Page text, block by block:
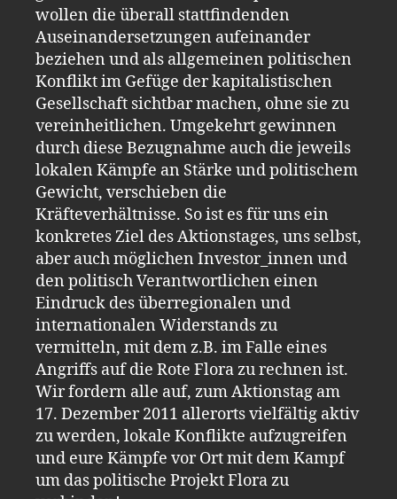
wollen die überall stattfindenden
Auseinandersetzungen aufeinander
beziehen und als allgemeinen politischen
Konflikt im Gefüge der kapitalistischen
Gesellschaft sichtbar machen, ohne sie zu
vereinheitlichen. Umgekehrt gewinnen
durch diese Bezugnahme auch die jeweils
lokalen Kämpfe an Stärke und politischem
Gewicht, verschieben die
Kräfteverhältnisse. So ist es für uns ein
konkretes Ziel des Aktionstages, uns selbst,
aber auch möglichen Investor_innen und
den politisch Verantwortlichen einen
Eindruck des überregionalen und
internationalen Widerstands zu
vermitteln, mit dem z.B. im Falle eines
Angriffs auf die Rote Flora zu rechnen ist.
Wir fordern alle auf, zum Aktionstag am
17. Dezember 2011 allerorts vielfältig aktiv
zu werden, lokale Konflikte aufzugreifen
und eure Kämpfe vor Ort mit dem Kampf
um das politische Projekt Flora zu